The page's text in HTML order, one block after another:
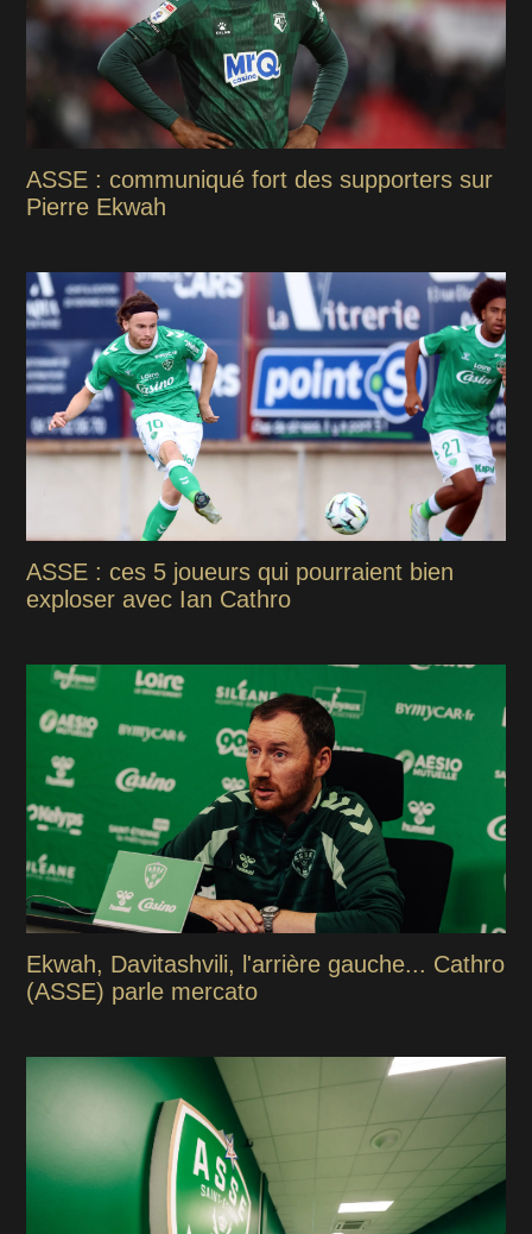
ASSE : communiqué fort des supporters sur
Pierre Ekwah
ASSE : ces 5 joueurs qui pourraient bien
exploser avec Ian Cathro
Ekwah, Davitashvili, l'arrière gauche... Cathro
(ASSE) parle mercato